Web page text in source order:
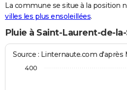
La commune se situe à la position
villes les plus ensoleillées.
Pluie à Saint-Laurent-de-
Source : Linternaute.com d'après
400